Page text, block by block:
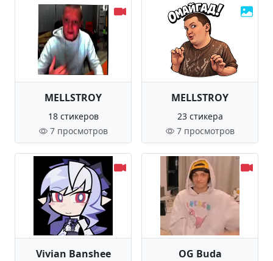
MELLSTROY
18 стикеров
7 просмотров
MELLSTROY
23 стикера
7 просмотров
Vivian Banshee OG Buda